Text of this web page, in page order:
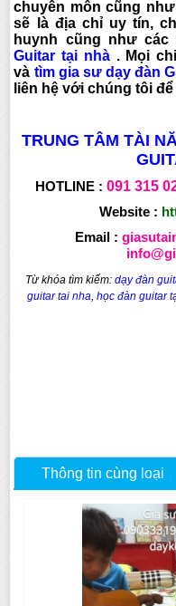
chuyên môn cũng
sẽ là địa chỉ uy tín,
huynh cũng như
Guitar tại nhà . Mọi
và tìm gia sư dạy đàn
liên hệ với chúng tôi
TRUNG TÂM TÀI
HOTLINE : 091 315
Website :
Email :
Từ khóa tìm kiếm:dạy đàn
guitar tai nha, học đàn guitar
Thông tin cùng loại